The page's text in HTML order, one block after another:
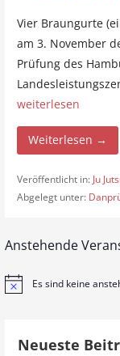
Vier Braungurte
am 3. November
Prüfung des
weiterlesen
Weiterlesen →
Veröffentlicht in: Ju
Abgelegt unter:
Anstehende
H
Es sind keine
Neueste